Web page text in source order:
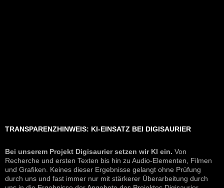
TRANSPARENZHINWEIS: KI-EINSATZ BEI DIGISAURIER
Bei unserem Projekt Digisaurier setzen wir KI ein. Von
Recherche und ersten Texten bis hin zu Audio-Elementen, Filmen
und Grafiken. Keines dieser Ergebnisse gelangt ohne Prüfung
durch uns und fast immer nur mit stärkerer Überarbeitung durch